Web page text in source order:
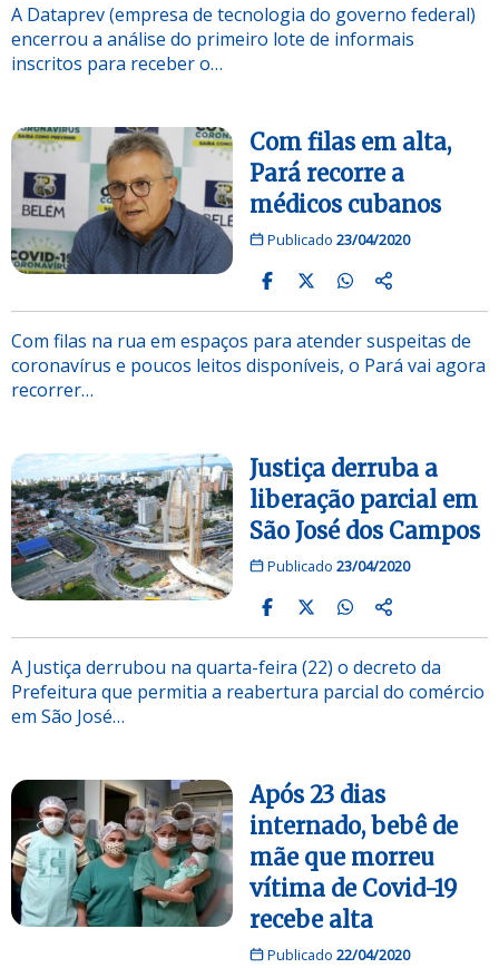
A Dataprev (empresa de tecnologia do governo federal)
encerrou a análise do primeiro lote de informais
inscritos para receber o…
Com filas em alta,
Pará recorre a
médicos cubanos
Publicado 23/04/2020
Com filas na rua em espaços para atender suspeitas de
coronavírus e poucos leitos disponíveis, o Pará vai agora
recorrer…
Justiça derruba a
liberação parcial em
São José dos Campos
Publicado 23/04/2020
A Justiça derrubou na quarta-feira (22) o decreto da
Prefeitura que permitia a reabertura parcial do comércio
em São José…
Após 23 dias
internado, bebê de
mãe que morreu
vítima de Covid-19
recebe alta
Publicado 22/04/2020